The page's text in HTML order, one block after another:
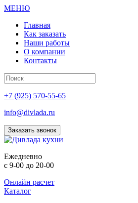
МЕНЮ
Главная
Как заказать
Наши работы
О компании
Контакты
+7 (925) 570-55-65
info@divlada.ru
Заказать звонок
Ежедневно
с 9-00 до 20-00
Онлайн расчет
Каталог